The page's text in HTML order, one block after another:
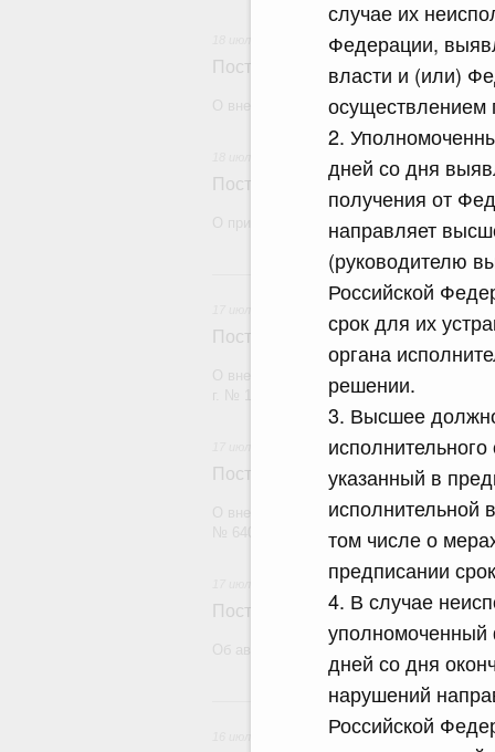
случае их
Федерации,
власти и (или)
осуществлением
2.
дней со дня
получения от
направляет
(руководителю
Российской
срок для их
органа
решении.
3. Высшее
указанный в
том числе о
предписании
4. В случае
уполномоченный
дней со дня
нарушений
Российской
Постановление Правительства
О внесении изменений в некоторые акты
Постановление Правительства
О признании утратившими силу
Постановление Правительства
Постановление Правительства
О внесении изменений в постановление
Постановление Правительства
Об авансировании государственного